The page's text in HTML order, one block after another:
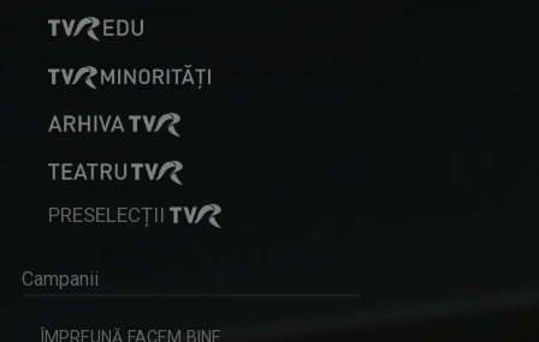
PRESELECȚII
Campanii
ÎMPREUNĂ FACEM BINE